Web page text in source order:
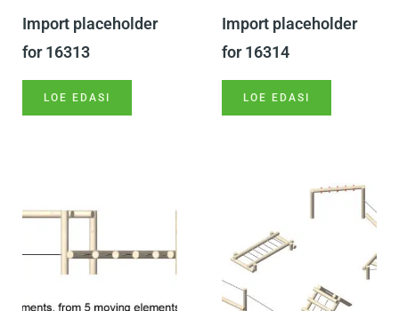
Import placeholder
for 16313
LOE EDASI
Import placeholder
for 16314
LOE EDASI